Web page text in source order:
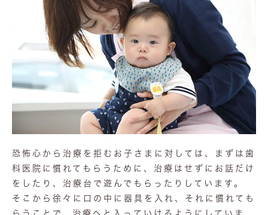
恐怖心から治療を拒むお子さまに対しては、まずは歯
科医院に慣れてもらうために、治療はせずにお話だけ
をしたり、治療台で遊んでもらったりしています。
そこから徐々に口の中に器具を入れ、それに慣れても